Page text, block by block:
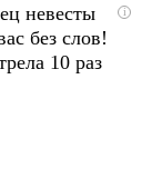
i
невесты
без слов!
10 раз